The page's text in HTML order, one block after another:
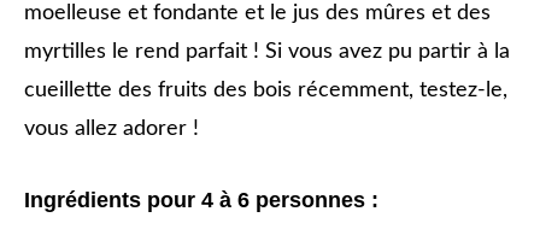
moelleuse et fondante et le jus des mûres et des
myrtilles le rend parfait ! Si vous avez pu partir à la
cueillette des fruits des bois récemment, testez-le,
vous allez adorer !
Ingrédients pour 4 à 6 personnes :